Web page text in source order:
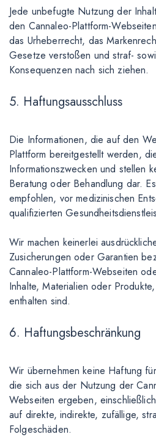
Jede unbefugte Nutzung der
den Cannaleo-Plattform-
das Urheberrecht, das
Gesetze verstoßen und straf-
Konsequenzen nach sich ziehen.
5. Haftungsausschluss
Die Informationen, die auf den
Plattform bereitgestellt werden,
Informationszwecken und stellen
Beratung oder Behandlung dar.
empfohlen, vor medizinischen
qualifizierten
Wir machen keinerlei
Zusicherungen oder Garantien
Cannaleo-Plattform-Webseiten
Inhalte, Materialien oder
enthalten sind.
6. Haftungsbeschränkung
Wir übernehmen keine Haftung
die sich aus der Nutzung der
Webseiten ergeben,
auf direkte, indirekte, zufällige,
Folgeschäden.